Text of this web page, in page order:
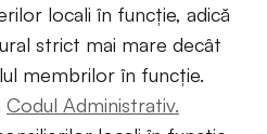
locali în funcţie, adică
strict mai mare decât
membrilor în funcţie.
Codul Administrativ.